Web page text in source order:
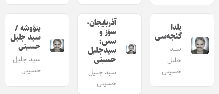
یلدا
گئجه‌سی
سید
جلیل
حسینی
آذربایجان-
سؤز و
سس:
سیدجلیل
حسینی
سید جلیل
حسینی
بنؤوشه /
سید جلیل
حسینی
سید جلیل
حسینی